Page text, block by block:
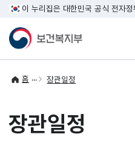
이 누리집은 대한민국 공식 전자
홈 장관일정
장관일정